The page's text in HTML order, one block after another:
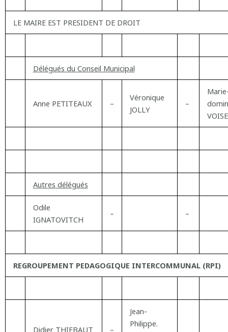
LE MAIRE EST PRESIDENT DE DROIT
Délégués du Conseil Municipal
Anne PETITEAUX –
Véronique
JOLLY
–
Autres délégués
Odile
IGNATOVITCH
– –
REGROUPEMENT PEDAGOGIQUE INTERCOMMUNAL (RPI)
Didier THIEBAUT –
Jean-
Philippe.